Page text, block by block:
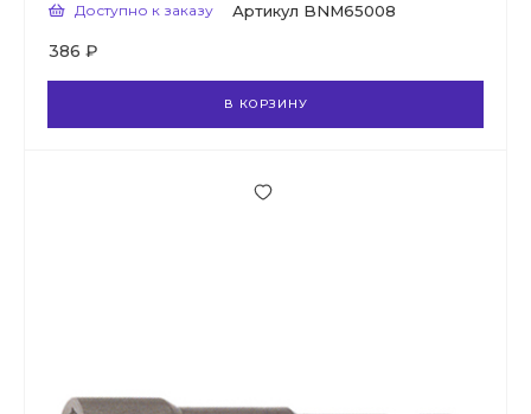
Доступно к заказу Артикул BNM65008
386 ₽
В КОРЗИНУ